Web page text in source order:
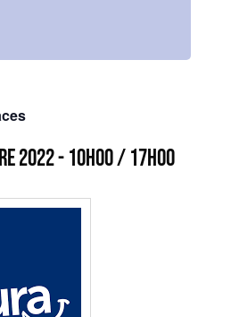
2022 - 10h00/17h00